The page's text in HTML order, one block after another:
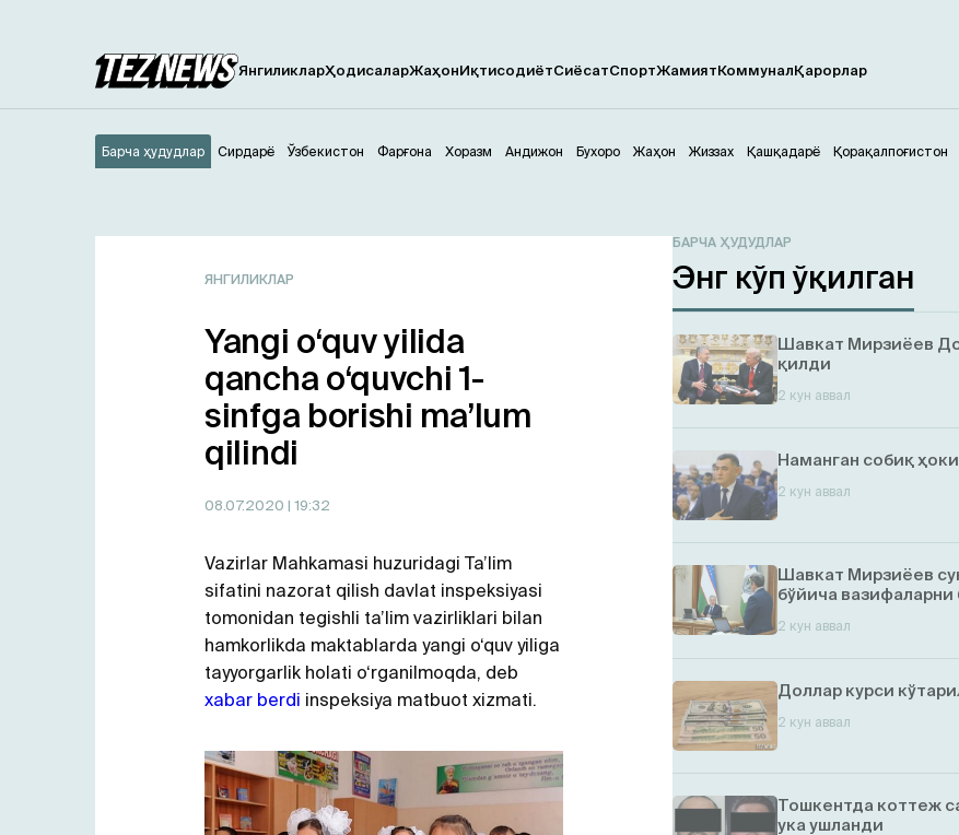
ЯнгиликларҲодисаларЖаҳонИқтисодиётСиёсатСпортЖамиятКоммуналҚарорлар
Андижон
Барча ҳудудлар Бухоро Жаҳон Жиззах Қашқадарё Қорақалпоғистон
Сирдарё Ўзбекистон Фарғона Хоразм
ЯНГИЛИКЛАР
Yangi o‘quv yilida
qancha o‘quvchi 1-
sinfga borishi ma’lum
qilindi
08.07.2020 | 19:32
Vazirlar Mahkamasi huzuridagi Ta’lim
sifatini nazorat qilish davlat inspeksiyasi
tomonidan tegishli ta’lim vazirliklari bilan
hamkorlikda maktablarda yangi o‘quv yiliga
tayyorgarlik holati o‘rganilmoqda, deb
xabar berdi inspeksiya matbuot xizmati.
БАРЧА ҲУДУДЛАР
Энг кўп ўқилган
Шавкат Мирзиёев
қилди
2 кун аввал
Наманган собиқ
2 кун аввал
Шавкат Мирзиёев
бўйича вазифаларни
2 кун аввал
Доллар курси
2 кун аввал
Тошкентда коттеж
ука ушланди